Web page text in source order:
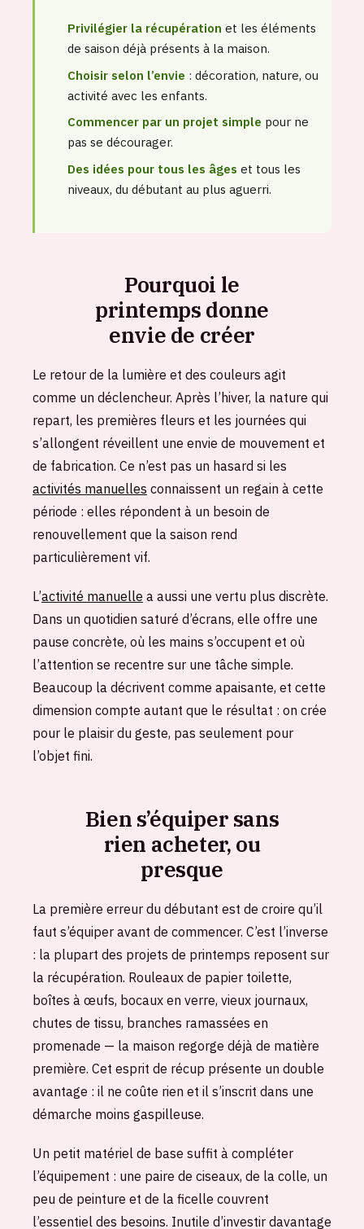
Privilégier la récupération et les éléments
de saison déjà présents à la maison.
Choisir selon l’envie : décoration, nature, ou
activité avec les enfants.
Commencer par un projet simple pour ne
pas se décourager.
Des idées pour tous les âges et tous les
niveaux, du débutant au plus aguerri.
Pourquoi le
printemps donne
envie de créer
Le retour de la lumière et des couleurs agit
comme un déclencheur. Après l’hiver, la nature qui
repart, les premières fleurs et les journées qui
s’allongent réveillent une envie de mouvement et
de fabrication. Ce n’est pas un hasard si les
activités manuelles connaissent un regain à cette
période : elles répondent à un besoin de
renouvellement que la saison rend
particulièrement vif.
L’activité manuelle a aussi une vertu plus discrète.
Dans un quotidien saturé d’écrans, elle offre une
pause concrète, où les mains s’occupent et où
l’attention se recentre sur une tâche simple.
Beaucoup la décrivent comme apaisante, et cette
dimension compte autant que le résultat : on crée
pour le plaisir du geste, pas seulement pour
l’objet fini.
Bien s’équiper sans
rien acheter, ou
presque
La première erreur du débutant est de croire qu’il
faut s’équiper avant de commencer. C’est l’inverse
: la plupart des projets de printemps reposent sur
la récupération. Rouleaux de papier toilette,
boîtes à œufs, bocaux en verre, vieux journaux,
chutes de tissu, branches ramassées en
promenade — la maison regorge déjà de matière
première. Cet esprit de récup présente un double
avantage : il ne coûte rien et il s’inscrit dans une
démarche moins gaspilleuse.
Un petit matériel de base suffit à compléter
l’équipement : une paire de ciseaux, de la colle, un
peu de peinture et de la ficelle couvrent
l’essentiel des besoins. Inutile d’investir davantage